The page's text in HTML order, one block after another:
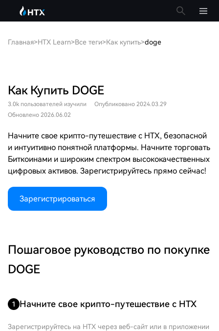
Главная>HTX Learn>Все теги>Как купить>doge
Как Купить DOGE
3.0k пользователей изучили
Опубликовано 2024.03.29
Обновлено 2026.06.02
Начните свое крипто-путешествие с HTX, безопасной
и интуитивно понятной платформы. Начните торговать
Биткоинами и широким спектром высококачественных
цифровых активов. Зарегистрируйтесь прямо сейчас!
Зарегистрироваться
Пошаговое руководство по покупке
DOGE
1 Начните свое крипто-путешествие с HTX
Зарегистрируйтесь на HTX через веб-сайт или в приложении